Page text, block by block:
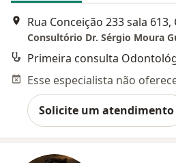
Rua Conceição 233 sala 613,
Consultório Dr. Sérgio Moura
Primeira consulta
Solicite um atendimento